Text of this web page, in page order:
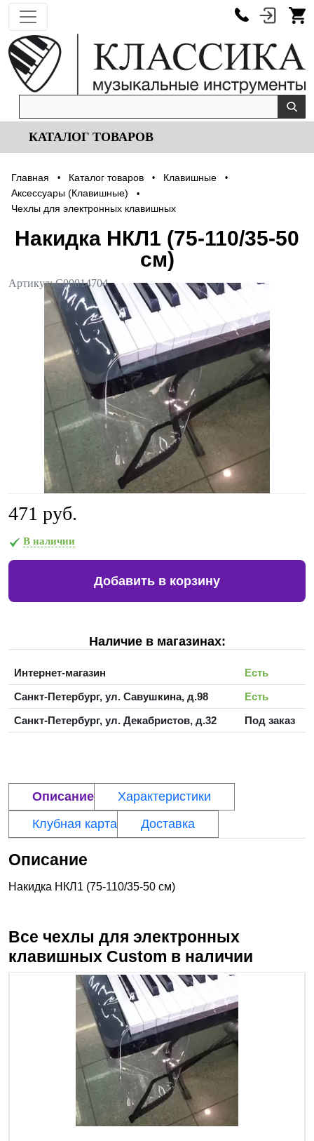
КАТАЛОГ ТОВАРОВ
Главная • Каталог товаров • Клавишные •
Аксессуары (Клавишные) •
Чехлы для электронных клавишных
Накидка НКЛ1 (75-110/35-50
см)
Артикул:С00014704
471 руб.
В наличии
Добавить в корзину
Наличие в магазинах:
Интернет-магазин
Есть
Санкт-Петербург, ул. Савушкина, д.98
Есть
Санкт-Петербург, ул. Декабристов, д.32
Под заказ
Описание
Характеристики
Клубная карта
Доставка
Описание
Накидка НКЛ1 (75-110/35-50 см)
Все чехлы для электронных
клавишных Custom в наличии